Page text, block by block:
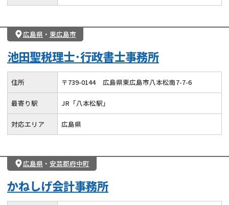
広島県 ・ 東広島市
池田聖税理士･行政書士事務所
住所 〒739-0144 広島県東広島市八本松南7-7-6
最寄り駅 JR「八本松駅」
対応エリア 広島県
広島県 ・ 安芸郡府中町
かねしげ会計事務所